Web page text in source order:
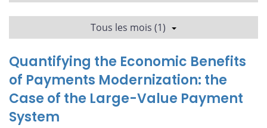
Tous les mois (1)
Quantifying the Economic Benefits
of Payments Modernization: the
Case of the Large-Value Payment
System